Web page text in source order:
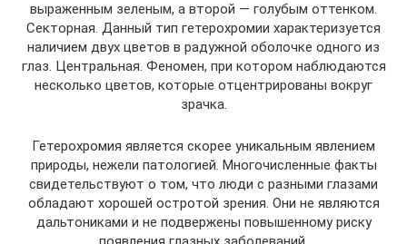
выраженным зеленым, а второй — голубым оттенком.
Секторная. Данный тип гетерохромии характеризуется
наличием двух цветов в радужной оболочке одного из
глаз. Центральная. Феномен, при котором наблюдаются
несколько цветов, которые отцентрированы вокруг
зрачка.
Гетерохромия является скорее уникальным явлением
природы, нежели патологией. Многочисленные факты
свидетельствуют о том, что люди с разными глазами
обладают хорошей остротой зрения. Они не являются
дальтониками и не подвержены повышенному риску